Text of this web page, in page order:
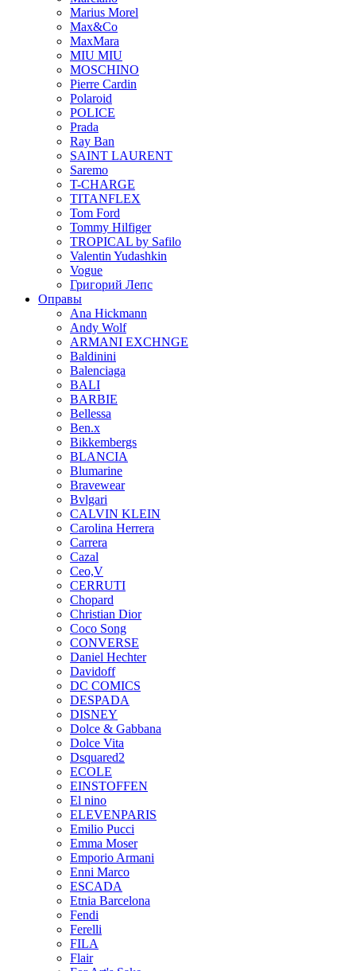
Marius Morel
Max&Co
MaxMara
MIU MIU
MOSCHINO
Pierre Cardin
Polaroid
POLICE
Prada
Ray Ban
SAINT LAURENT
Saremo
T-CHARGE
TITANFLEX
Tom Ford
Tommy Hilfiger
TROPICAL by Safilo
Valentin Yudashkin
Vogue
Григорий Лепс
Оправы
Ana Hickmann
Andy Wolf
ARMANI EXCHNGE
Baldinini
Balenciaga
BALI
BARBIE
Bellessa
Ben.x
Bikkembergs
BLANCIA
Blumarine
Bravewear
Bvlgari
CALVIN KLEIN
Carolina Herrera
Carrera
Cazal
Ceo,V
CERRUTI
Chopard
Christian Dior
Coco Song
CONVERSE
Daniel Hechter
Davidoff
DC COMICS
DESPADA
DISNEY
Dolce & Gabbana
Dolce Vita
Dsquared2
ECOLE
EINSTOFFEN
El nino
ELEVENPARIS
Emilio Pucci
Emma Moser
Emporio Armani
Enni Marco
ESCADA
Etnia Barcelona
Fendi
Ferelli
FILA
Flair